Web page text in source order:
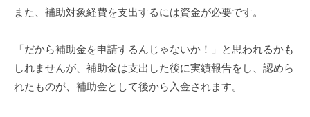
また、補助対象経費を支出するには資金が必要です。
「だから補助金を申請するんじゃないか！」と思われるかも
しれませんが、補助金は支出した後に実績報告をし、認めら
れたものが、補助金として後から入金されます。